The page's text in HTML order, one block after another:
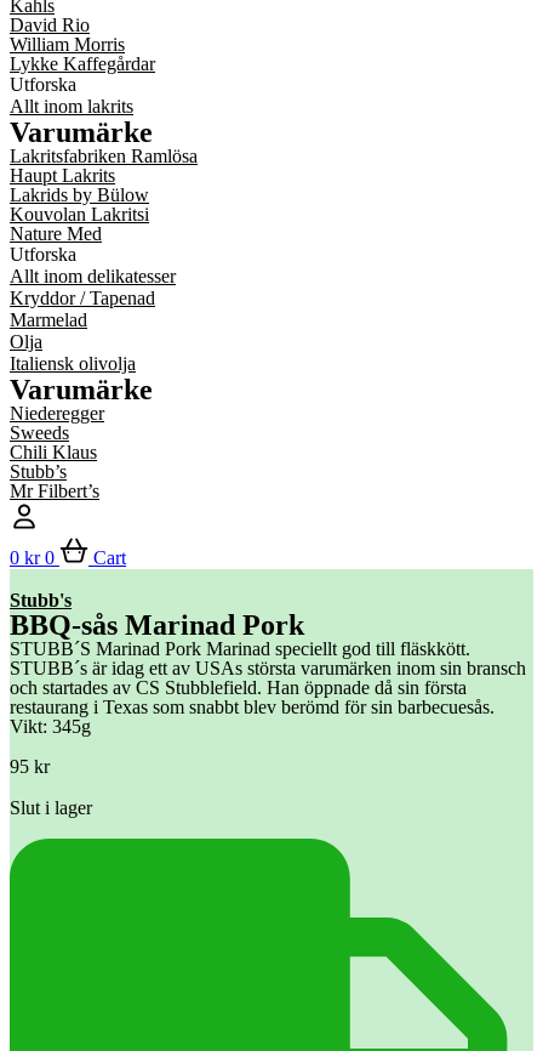
Kahls
David Rio
William Morris
Lykke Kaffegårdar
Utforska
Allt inom lakrits
Varumärke
Lakritsfabriken Ramlösa
Haupt Lakrits
Lakrids by Bülow
Kouvolan Lakritsi
Nature Med
Utforska
Allt inom delikatesser
Kryddor / Tapenad
Marmelad
Olja
Italiensk olivolja
Varumärke
Niederegger
Sweeds
Chili Klaus
Stubb’s
Mr Filbert’s
0 kr 0 Cart
Stubb's
BBQ-sås Marinad Pork
STUBB´S Marinad Pork Marinad speciellt god till fläskkött.
STUBB´s är idag ett av USAs största varumärken inom sin bransch
och startades av CS Stubblefield. Han öppnade då sin första
restaurang i Texas som snabbt blev berömd för sin barbecuesås.
Vikt: 345g
95 kr
Slut i lager